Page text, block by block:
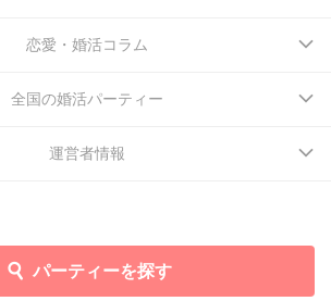
パーティーを探す
恋愛・婚活コラム
全国の婚活パーティー
運営者情報